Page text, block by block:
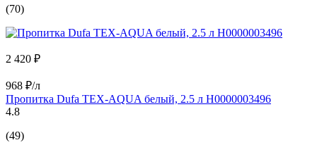
(70)
2 420 ₽
968 ₽/л
Пропитка Dufa TEX-AQUA белый, 2.5 л Н0000003496
4.8
(49)